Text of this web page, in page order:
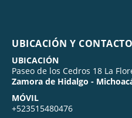
UBICACIÓN Y CONTACTO
UBICACIÓN
Paseo de los Cedros 18 La
Zamora de Hidalgo -
MÓVIL
+523515480476